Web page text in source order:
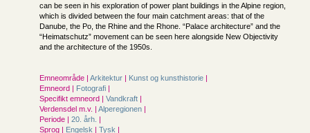
can be seen in his exploration of power plant buildings in the Alpine region,
which is divided between the four main catchment areas: that of the
Danube, the Po, the Rhine and the Rhone. “Palace architecture” and the
“Heimatschutz” movement can be seen here alongside New Objectivity
and the architecture of the 1950s.
Emneområde | Arkitektur | Kunst og kunsthistorie |
Emneord | Fotografi |
Specifikt emneord | Vandkraft |
Verdensdel m.v. | Alperegionen |
Periode | 20. årh. |
Sprog | Engelsk | Tysk |